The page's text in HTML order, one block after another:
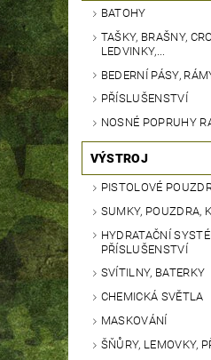
BATOHY
TAŠKY, BRAŠNY,
LEDVINKY,...
BEDERNÍ PÁSY,
PŘÍSLUŠENSTVÍ
NOSNÉ POPRUHY
VÝSTROJ
PISTOLOVÉ
SUMKY, POUZDRA,
HYDRATAČNÍ
PŘÍSLUŠENSTVÍ
SVÍTILNY, BATERKY
CHEMICKÁ SVĚTLA
MASKOVÁNÍ
ŠŇŮRY, LEMOVKY,